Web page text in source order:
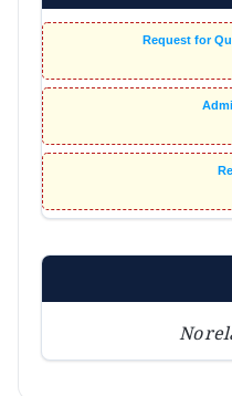
Request for
No